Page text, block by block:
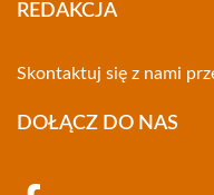
REDAKCJA
Skontaktuj się z nami
DOŁĄCZ DO NAS